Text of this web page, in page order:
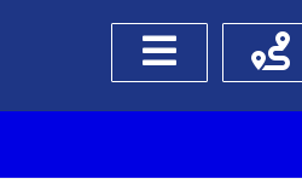
Боковое меню